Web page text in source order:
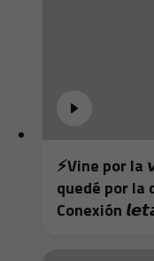
⚡️Vine por la
quedé por la
Conexión